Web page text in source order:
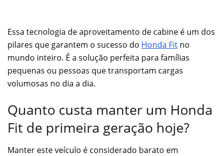
Essa tecnologia de aproveitamento de cabine é um dos
pilares que garantem o sucesso do Honda Fit no
mundo inteiro. É a solução perfeita para famílias
pequenas ou pessoas que transportam cargas
volumosas no dia a dia.
Quanto custa manter um Honda
Fit de primeira geração hoje?
Manter este veículo é considerado barato em